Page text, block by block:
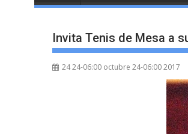
Invita Tenis de Mesa a
24 24-06:00 octubre 24-06:00 2017